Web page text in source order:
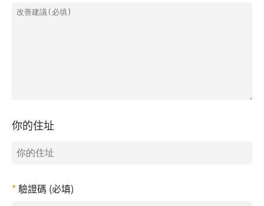
你的住址
驗證碼 (必填)